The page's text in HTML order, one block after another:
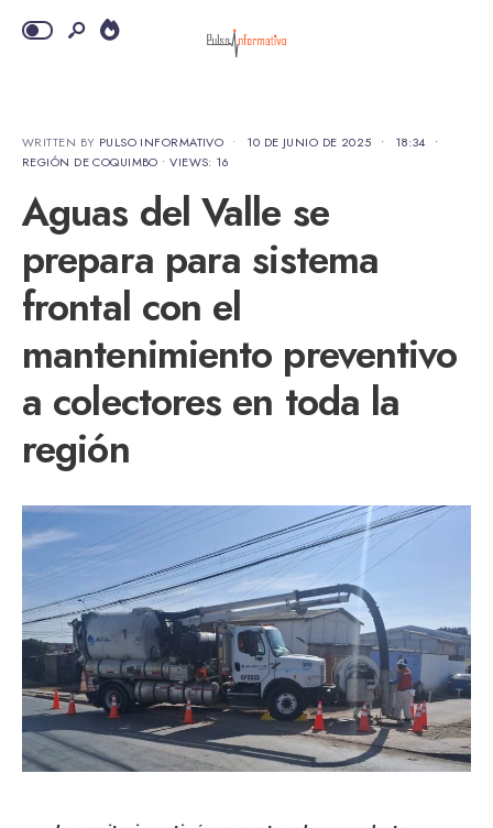
WRITTEN BY PULSO INFORMATIVO • 10 DE JUNIO DE 2025 • 18:34 •
REGIÓN DE COQUIMBO •VIEWS: 16
Aguas del Valle se
prepara para sistema
frontal con el
mantenimiento preventivo
a colectores en toda la
región